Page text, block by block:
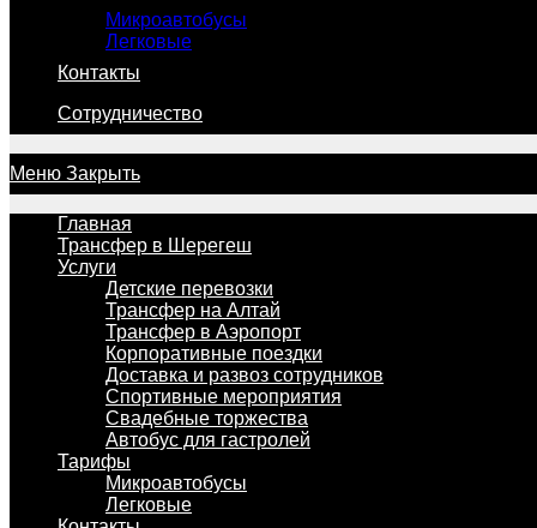
Микроавтобусы
Легковые
Контакты
Сотрудничество
Меню Закрыть
Главная
Трансфер в Шерегеш
Услуги
Детские перевозки
Трансфер на Алтай
Трансфер в Аэропорт
Корпоративные поездки
Доставка и развоз сотрудников
Спортивные мероприятия
Свадебные торжества
Автобус для гастролей
Тарифы
Микроавтобусы
Легковые